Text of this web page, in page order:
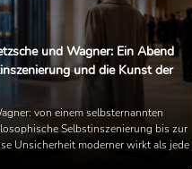
und Wagner: Ein Abend
und die Kunst der
von einem selbsternannten
Selbstinszenierung bis zur
Unsicherheit moderner wirkt als jede